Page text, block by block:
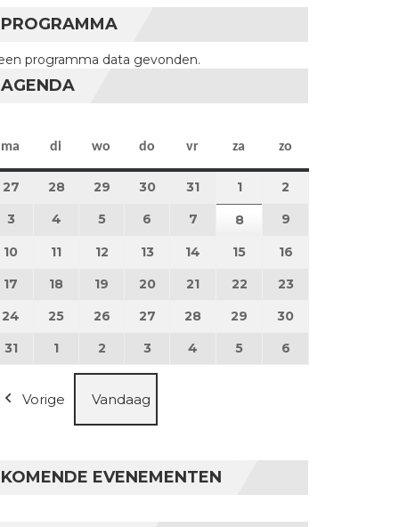
PROGRAMMA
programma data gevonden.
AGENDA
ma maandag
di dinsdag
wo woensdag
do donderdag
vr vrijdag
za zaterdag
zo
27 27 juli 2026
28 28 juli 2026
29 29 juli 2026
3030 juli 2026
31 31 juli 2026
11 augustus 2026
2
3 3 augustus 2026
4 4 augustus 2026
55 augustus 2026
6 6 augustus 2026
7 7 augustus 2026
88 augustus 2026
9
10 10 augustus 2026
11 11 augustus 2026
12 12 augustus 2026
13 13 augustus 2026
14 14 augustus 2026
15 15 augustus 2026
16
17 17 augustus 2026
18 18 augustus 2026
19 19 augustus 2026
20 20 augustus 2026
21 21 augustus 2026
22 22 augustus 2026
23
24 24 augustus 2026
25 25 augustus 2026
26 26 augustus 2026
27 27 augustus 2026
28 28 augustus 2026
29 29 augustus 2026
30
3131 augustus 2026
1 1 september 2026
2 2 september 2026
3 3 september 2026
4 4 september 2026
5 5 september 2026
6
Vorige Vandaag
KOMENDE EVENEMENTEN